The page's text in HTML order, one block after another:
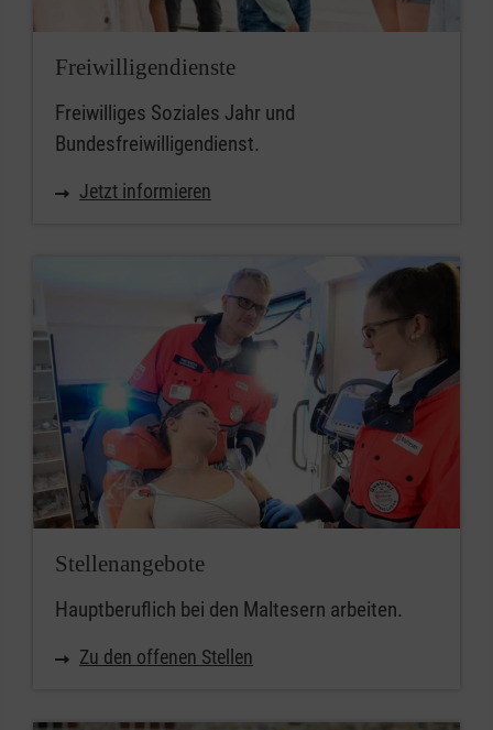
Freiwilligendienste
Freiwilliges Soziales Jahr und
Bundesfreiwilligendienst.
Jetzt informieren
Stellenangebote
Hauptberuflich bei den Maltesern arbeiten.
Zu den offenen Stellen